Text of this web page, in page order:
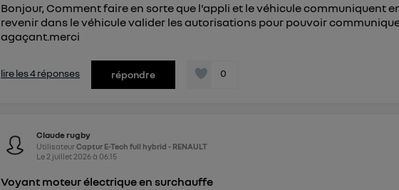
Bonjour, Comment faire en sorte que l'appli et le véhicule communiquent
revenir dans le véhicule valider les autorisations pour pouvoir
agaçant.merci
lire les 4 réponses répondre 0
Claude rugby
UtilisateurCaptur E-Tech full hybrid - RENAULT
Le 2 juillet 2026à 06:15
Voyant moteur électrique en surchauffe